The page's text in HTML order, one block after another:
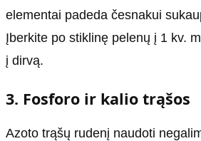
elementai padeda česnakui
Įberkite po stiklinę pelenų į 1 kv.
į dirvą.
3. Fosforo ir kalio trąšos
Azoto trąšų rudenį naudoti